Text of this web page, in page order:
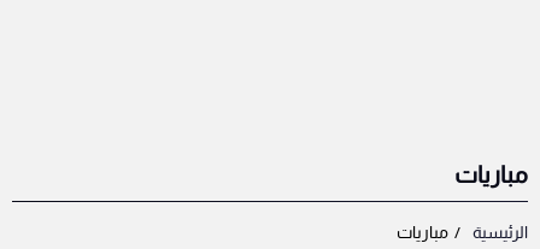
مباريات
الرئيسية مباريات